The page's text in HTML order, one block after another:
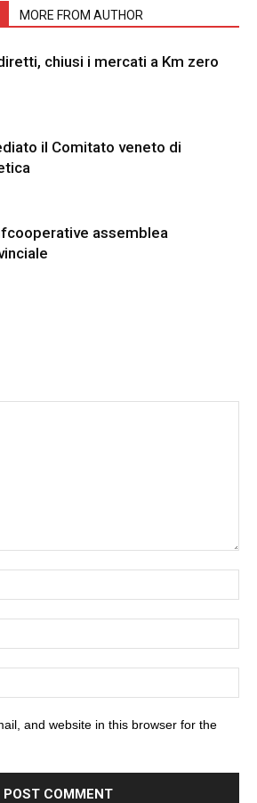
MORE FROM AUTHOR
chiusi i mercati a Km zero
il Comitato veneto di
assemblea
and website in this browser for the